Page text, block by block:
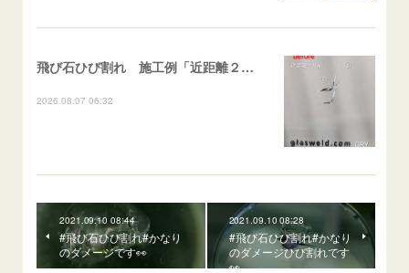
飛び石ひび割れ 施工例「近距離２箇所・パーシャル系+ストレート系」CX-8
2026.08.07 06:32
2021.09.10 08:44
#飛び石ひび割れ#かなり
のダメージです👀
2021.09.10 08:28
#飛び石ひび割れ#かなり
のダメージひび割れです
👀